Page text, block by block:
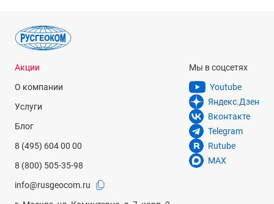
Акции
О компании
Услуги
Блог
8 (495) 604 00 00
8 (800) 505-35-98
info@rusgeocom.ru
Мы в соцсетях
Youtube
Яндекс.Дзен
Вконтакте
Telegram
Rutube
MAX